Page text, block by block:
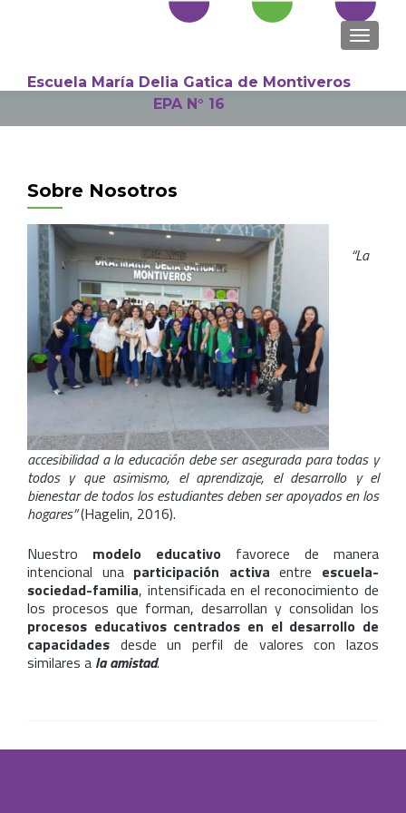
Escuela María Delia Gatica de Montiveros
EPA N° 16
Sobre Nosotros
“La
accesibilidad a la educación debe ser asegurada para todas y
todos y que asimismo, el aprendizaje, el desarrollo y el
bienestar de todos los estudiantes deben ser apoyados en los
hogares”(Hagelin, 2016).
Nuestro modelo educativo favorece de manera
intencional una participación activa entre escuela-
sociedad-familia, intensificada en el reconocimiento de
los procesos que forman, desarrollan y consolidan los
procesos educativos centrados en el desarrollo de
capacidades desde un perfil de valores con lazos
similares a la amistad.